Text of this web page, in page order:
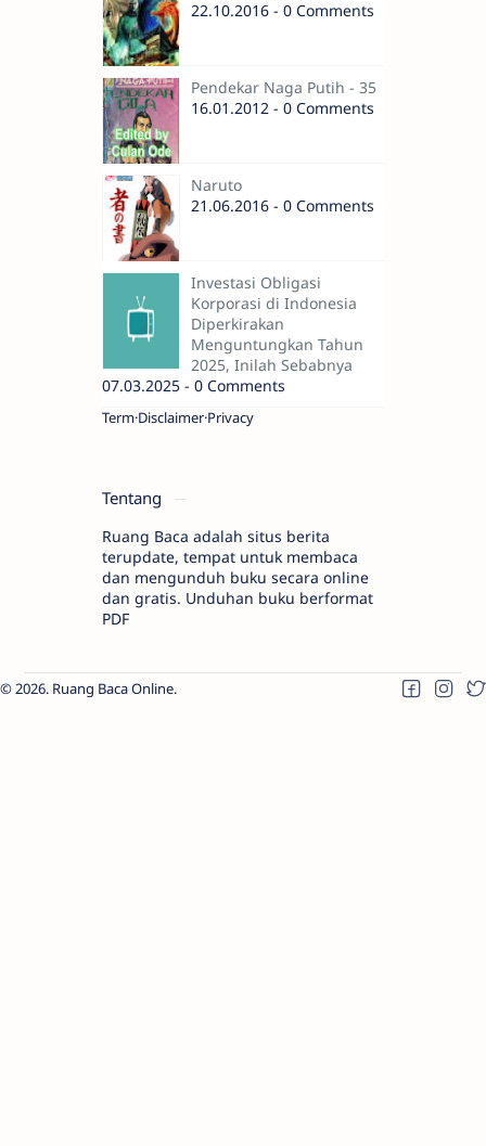
22.10.2016 - 0 Comments
Pendekar Naga Putih - 35
16.01.2012 - 0 Comments
Naruto
21.06.2016 - 0 Comments
Investasi Obligasi
Korporasi di Indonesia
Diperkirakan
Menguntungkan Tahun
2025, Inilah Sebabnya
07.03.2025 - 0 Comments
Term Disclaimer Privacy
Tentang
Ruang Baca adalah situs berita
terupdate, tempat untuk membaca
dan mengunduh buku secara online
dan gratis. Unduhan buku berformat
PDF
2026. Ruang Baca Online.